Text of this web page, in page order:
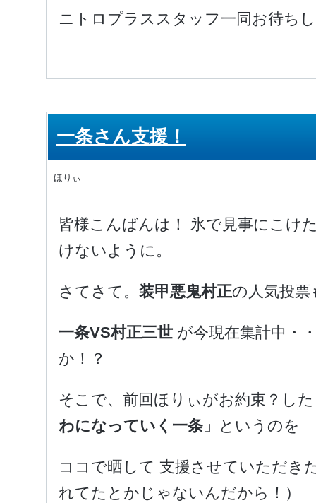
ニトロプラススタッフ一同お待ち
一条さん支援！
ほりぃ
皆様こんばんは！ 氷で見事にこけ
けないように。
さてさて。 装甲悪鬼村正の人気投
一条VS村正三世 が今現在集計中・
か！？
そこで、前回ほりぃがお約束？し
わになっていく一条」 というのを
ココで晒して 支援させていただき
れてたとかじゃないんだから！）